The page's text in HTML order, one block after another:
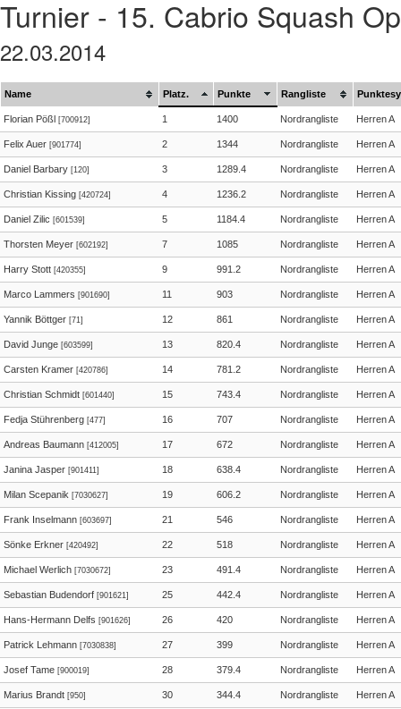
Turnier - 15. Cabrio Squash
22.03.2014
Name Platz. Punkte Rangliste
Florian Pößl [700912] 1 1400 Nordrangliste Herren A
Felix Auer [901774] 2 1344 Nordrangliste Herren A
Daniel Barbary [120] 3 1289.4 Nordrangliste Herren A
Christian Kissing [420724] 4 1236.2 Nordrangliste Herren A
Daniel Zilic [601539] 5 1184.4 Nordrangliste Herren A
Thorsten Meyer [602192] 7 1085 Nordrangliste Herren A
Harry Stott [420355] 9 991.2 Nordrangliste Herren A
Marco Lammers [901690] 11 903 Nordrangliste Herren A
Yannik Böttger [71] 12 861 Nordrangliste Herren A
David Junge [603599] 13 820.4 Nordrangliste Herren A
Carsten Kramer [420786] 14 781.2 Nordrangliste Herren A
Christian Schmidt [601440] 15 743.4 Nordrangliste Herren A
Fedja Stührenberg [477] 16 707 Nordrangliste Herren A
Andreas Baumann [412005] 17 672 Nordrangliste Herren A
Janina Jasper [901411] 18 638.4 Nordrangliste Herren A
Milan Scepanik [7030627] 19 606.2 Nordrangliste Herren A
Frank Inselmann [603697] 21 546 Nordrangliste Herren A
Sönke Erkner [420492] 22 518 Nordrangliste Herren A
Michael Werlich [7030672] 23 491.4 Nordrangliste Herren A
Sebastian Budendorf [901621] 25 442.4 Nordrangliste Herren A
Hans-Hermann Delfs [901626] 26 420 Nordrangliste Herren A
Patrick Lehmann [7030838] 27 399 Nordrangliste Herren A
Josef Tame [900019] 28 379.4 Nordrangliste Herren A
Marius Brandt [950] 30 344.4 Nordrangliste Herren A